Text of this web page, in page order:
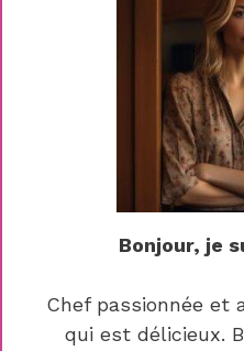
Bonjour, je
Chef passionnée et
qui est délicieux.